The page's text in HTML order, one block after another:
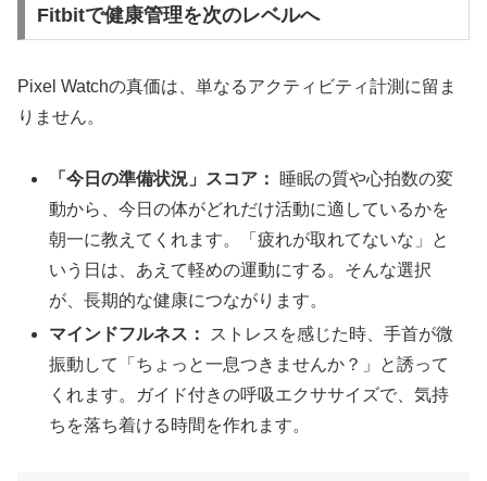
Fitbitで健康管理を次のレベルへ
Pixel Watchの真価は、単なるアクティビティ計測に留ま
りません。
「今日の準備状況」スコア：
睡眠の質や心拍数の変
動から、今日の体がどれだけ活動に適しているかを
朝一に教えてくれます。「疲れが取れてないな」と
いう日は、あえて軽めの運動にする。そんな選択
が、長期的な健康につながります。
マインドフルネス：
ストレスを感じた時、手首が微
振動して「ちょっと一息つきませんか？」と誘って
くれます。ガイド付きの呼吸エクササイズで、気持
ちを落ち着ける時間を作れます。